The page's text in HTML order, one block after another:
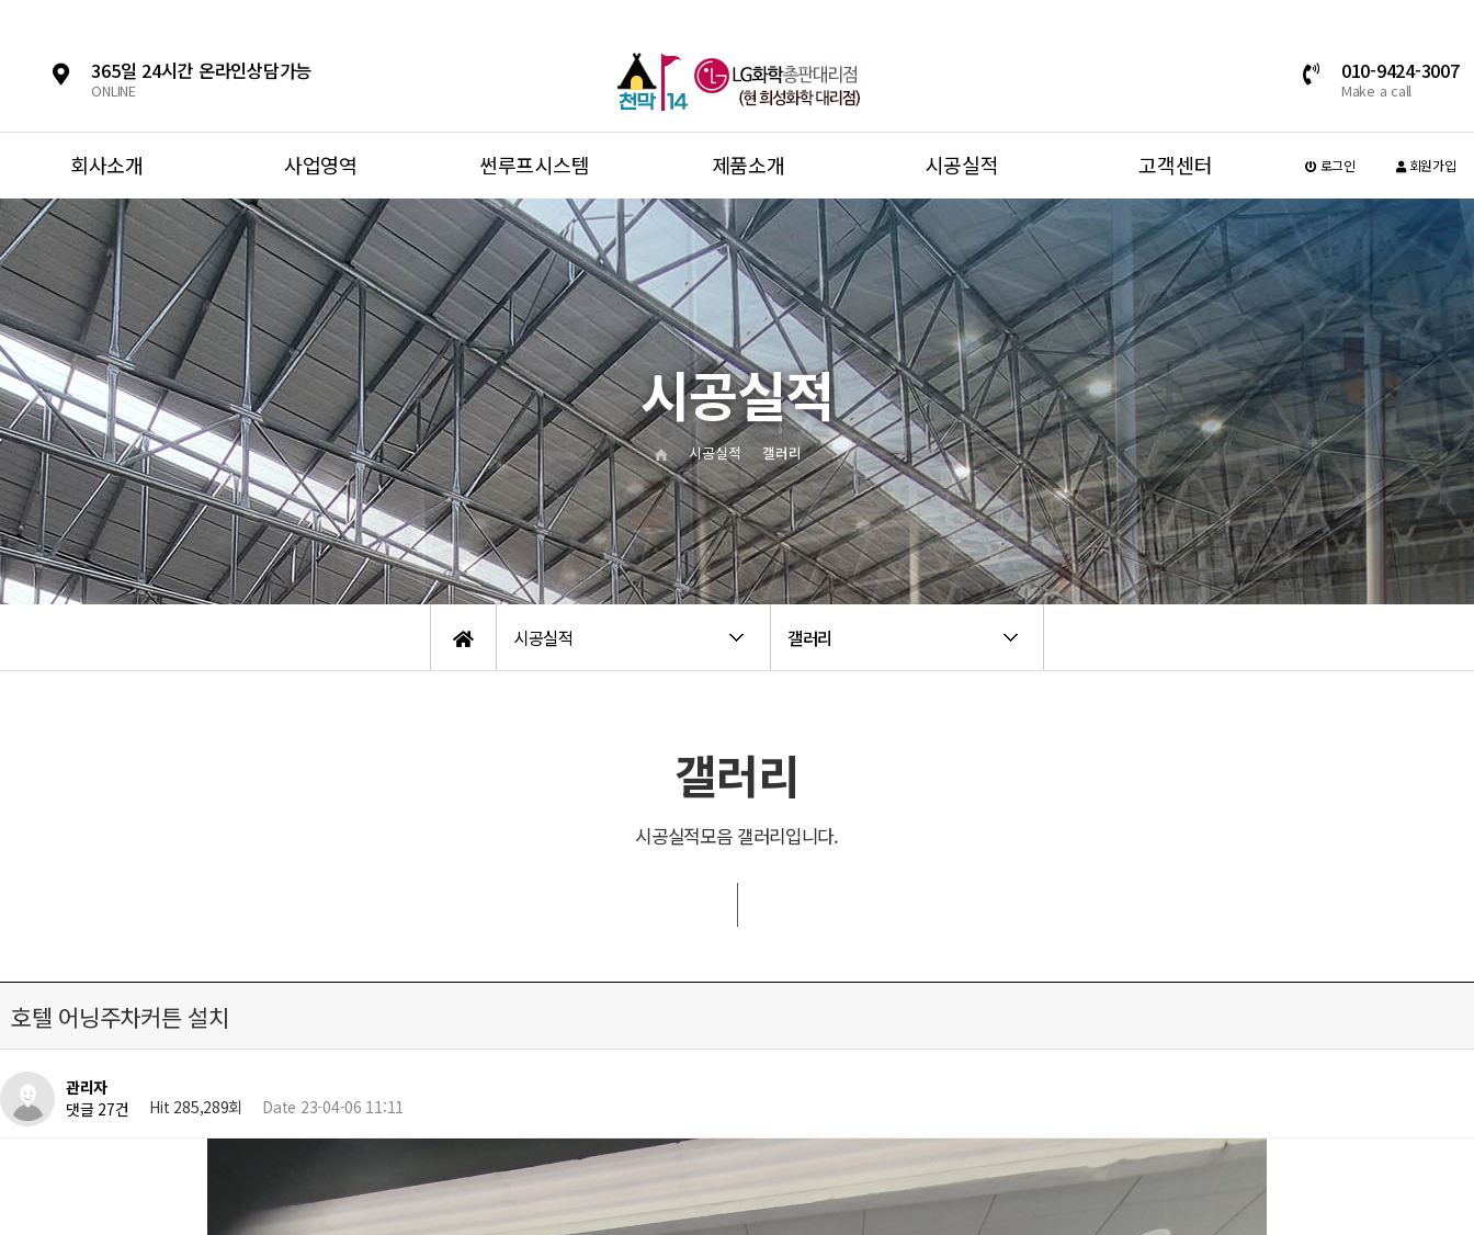
365일 24시간 온라인상담가능
ONLINE
010-9424-3007
Make a call
회사소개 사업영역 썬루프시스템 제품소개 시공실적 고객센터 로그인 회원가입
시공실적 갤러리
시공실적 갤러리
시공실적
갤러리
시공실적모음 갤러리입니다.
호텔 어닝주차커튼 설치
관리자
댓글 27건
Hit 285,289회 Date 23-04-06 11:11